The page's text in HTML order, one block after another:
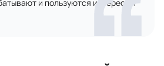
и пользуются интересом